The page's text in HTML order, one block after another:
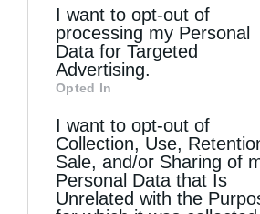
disclose it to other third
I want to opt-out of
processing my Personal
Data for Targeted
Advertising.
Opted In
I want to opt-out of
Collection, Use,
Sale, and/or Sharing of
Personal Data that Is
Unrelated with the
Ο Ελληνικός Ερυθρός Σταυρός
ψυχοκοινωνική υποστήριξη